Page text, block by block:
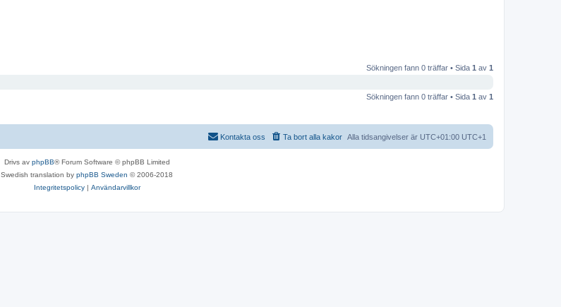
Sökningen fann 0 träffar • Sida 1 av 1
Sökningen fann 0 träffar • Sida 1 av 1
Alla tidsangivelser är UTC+01:00 UTC+1
Ta bort alla kakor
Kontakta oss
Drivs av phpBB® Forum Software © phpBB Limited
Swedish translation by phpBB Sweden © 2006-2018
Integritetspolicy| Användarvillkor